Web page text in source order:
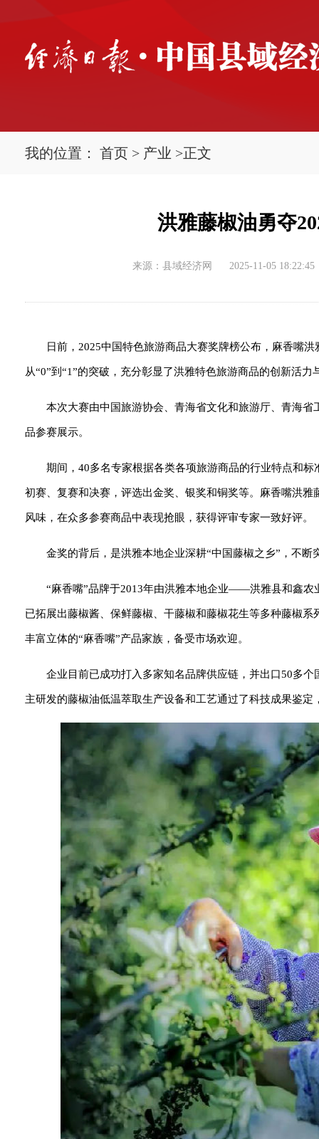
我的位置： 首页 > 产业 >正文
洪雅藤椒油勇夺
来源：县域经济网 2025-11-05 18:22:45
日前，2025中国特色旅游商品大赛奖牌榜公布，麻香嘴
从“0”到“1”的突破，充分彰显了洪雅特色旅游商品的创新活力
本次大赛由中国旅游协会、青海省文化和旅游厅、青海
品参赛展示。
期间，40多名专家根据各类各项旅游商品的行业特点和
初赛、复赛和决赛，评选出金奖、银奖和铜奖等。麻香嘴洪
风味，在众多参赛商品中表现抢眼，获得评审专家一致好评。
金奖的背后，是洪雅本地企业深耕“中国藤椒之乡”，不
“麻香嘴”品牌于2013年由洪雅本地企业——洪雅县和鑫农
已拓展出藤椒酱、保鲜藤椒、干藤椒和藤椒花生等多种藤椒
丰富立体的“麻香嘴”产品家族，备受市场欢迎。
企业目前已成功打入多家知名品牌供应链，并出口50多
主研发的藤椒油低温萃取生产设备和工艺通过了科技成果鉴定